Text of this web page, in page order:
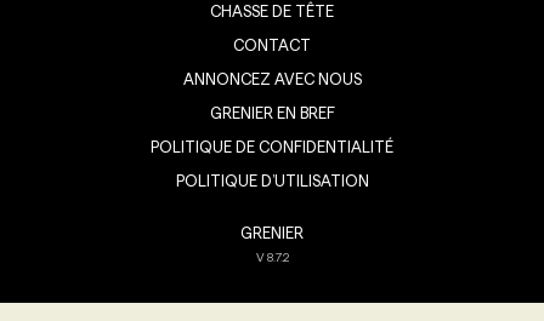
CHASSE DE TÊTE
CONTACT
ANNONCEZ AVEC NOUS
GRENIER EN BREF
POLITIQUE DE CONFIDENTIALITÉ
POLITIQUE D’UTILISATION
GRENIER
V8.7.2